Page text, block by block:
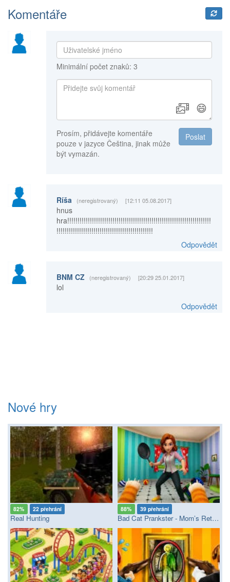
Komentáře
Minimální počet znaků: 3
😄
Poslat
Prosím, přidávejte komentáře
pouze v jazyce Čeština, jinak může
být vymazán.
Ríša (neregistrovaný) [12:11 05.08.2017]
hnus
hra!!!!!!!!!!!!!!!!!!!!!!!!!!!!!!!!!!!!!!!!!!!!!!!!!!!!!!!!!!!!!!!!!!!!!!
!!!!!!!!!!!!!!!!!!!!!!!!!!!!!!!!!!!!!!!!!!!!!!!
Odpovědět
BNM CZ (neregistrovaný) [20:29 25.01.2017]
lol
Odpovědět
Nové hry
82% 22 přehrání
Real Hunting
88% 39 přehrání
Bad Cat Prankster - Mom’s Return